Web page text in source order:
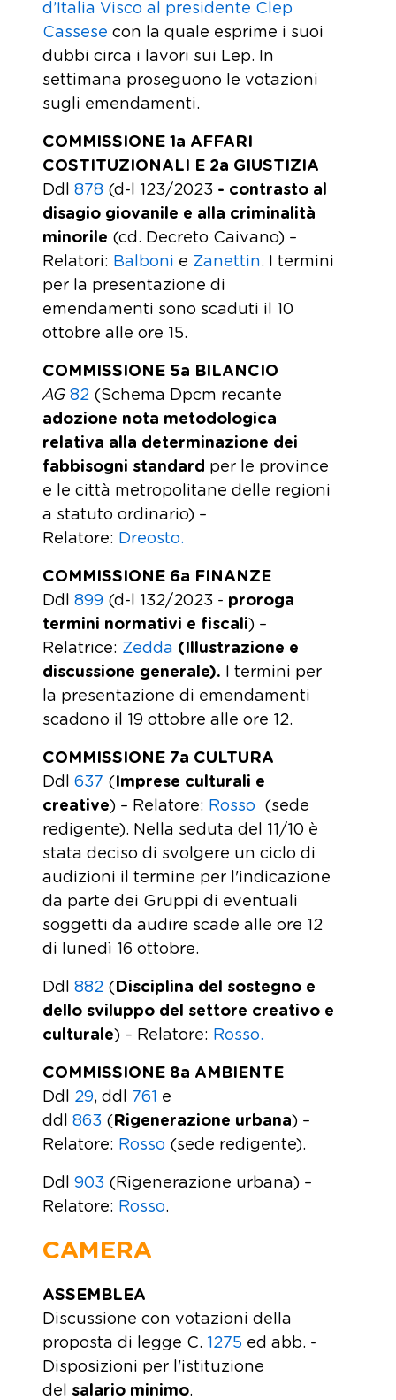
d’Italia Visco al presidente Clep
Cassese con la quale esprime i suoi
dubbi circa i lavori sui Lep. In
settimana proseguono le votazioni
sugli emendamenti.
COMMISSIONE 1a AFFARI
COSTITUZIONALI E 2a GIUSTIZIA
Ddl 878 (d-l 123/2023 - contrasto al
disagio giovanile e alla criminalità
minorile (cd. Decreto Caivano) –
Relatori: Balboni e Zanettin. I termini
per la presentazione di
emendamenti sono scaduti il 10
ottobre alle ore 15.
COMMISSIONE 5a BILANCIO
AG 82 (Schema Dpcm recante
adozione nota metodologica
relativa alla determinazione dei
fabbisogni standard per le province
e le città metropolitane delle regioni
a statuto ordinario) –
Relatore: Dreosto.
COMMISSIONE 6a FINANZE
Ddl 899 (d-l 132/2023 - proroga
termini normativi e fiscali) –
Relatrice: Zedda (Illustrazione e
discussione generale). I termini per
la presentazione di emendamenti
scadono il 19 ottobre alle ore 12.
COMMISSIONE 7a CULTURA
Ddl 637 ( Imprese culturali e
creative) – Relatore: Rosso (sede
redigente). Nella seduta del 11/10 è
stata deciso di svolgere un ciclo di
audizioni il termine per l'indicazione
da parte dei Gruppi di eventuali
soggetti da audire scade alle ore 12
di lunedì 16 ottobre.
Ddl 882 ( Disciplina del sostegno e
dello sviluppo del settore creativo e
culturale) – Relatore: Rosso.
COMMISSIONE 8a AMBIENTE
Ddl 29, ddl 761 e
ddl 863 ( Rigenerazione urbana) –
Relatore: Rosso (sede redigente).
Ddl 903 (Rigenerazione urbana) –
Relatore: Rosso.
CAMERA
ASSEMBLEA
Discussione con votazioni della
proposta di legge C. 1275 ed abb. -
Disposizioni per l'istituzione
del salario minimo.